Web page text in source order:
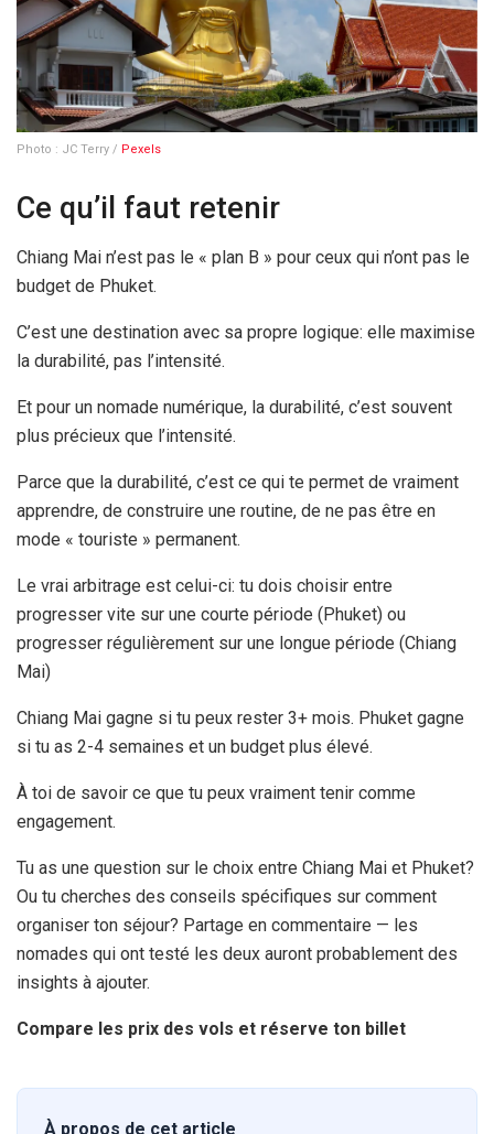
Photo : JC Terry / Pexels
Ce qu’il faut retenir
Chiang Mai n’est pas le « plan B » pour ceux qui n’ont pas le
budget de Phuket.
C’est une destination avec sa propre logique: elle maximise
la durabilité, pas l’intensité.
Et pour un nomade numérique, la durabilité, c’est souvent
plus précieux que l’intensité.
Parce que la durabilité, c’est ce qui te permet de vraiment
apprendre, de construire une routine, de ne pas être en
mode « touriste » permanent.
Le vrai arbitrage est celui-ci: tu dois choisir entre
progresser vite sur une courte période (Phuket) ou
progresser régulièrement sur une longue période (Chiang
Mai)
Chiang Mai gagne si tu peux rester 3+ mois. Phuket gagne
si tu as 2-4 semaines et un budget plus élevé.
À toi de savoir ce que tu peux vraiment tenir comme
engagement.
Tu as une question sur le choix entre Chiang Mai et Phuket?
Ou tu cherches des conseils spécifiques sur comment
organiser ton séjour? Partage en commentaire — les
nomades qui ont testé les deux auront probablement des
insights à ajouter.
Compare les prix des vols et réserve ton billet
À propos de cet article